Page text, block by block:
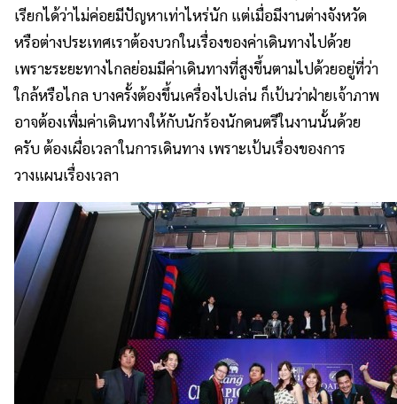
เรียกได้ว่าไม่ค่อยมีปัญหาเท่าไหร่นัก แต่เมื่อมีงานต่างจังหวัด
หรือต่างประเทศเราต้องบวกในเรื่องของค่าเดินทางไปด้วย
เพราะระยะทางไกลย่อมมีค่าเดินทางที่สูงขึ้นตามไปด้วยอยู่ที่ว่า
ใกล้หรือไกล บางครั้งต้องขึ้นเครื่องไปเล่น ก็เป้นว่าฝ่ายเจ้าภาพ
อาจต้องเพื่มค่าเดินทางให้กับนักร้องนักดนตรีในงานนั้นด้วย
ครับ ต้องเผื่อเวลาในการเดินทาง เพราะเป้นเรื่องของการ
วางแผนเรื่องเวลา